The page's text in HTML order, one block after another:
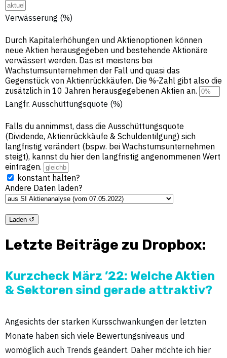
Verwässerung (%)
Durch Kapitalerhöhungen und Aktienoptionen können
neue Aktien herausgegeben und bestehende Aktionäre
verwässert werden. Das ist meistens bei
Wachstumsunternehmen der Fall und quasi das
Gegenstück von Aktienrückkäufen. Die %-Zahl gibt also die
zusätzlich in 10 Jahren herausgegebenen Aktien an.
Langfr. Ausschüttungsquote (%)
Falls du annimmst, dass die Ausschüttungsquote
(Dividende, Aktienrückkäufe & Schuldentilgung) sich
langfristig verändert (bspw. bei Wachstumsunternehmen
steigt), kannst du hier den langfristig angenommenen Wert
eintragen.
konstant halten?
Andere Daten laden?
Letzte Beiträge zu Dropbox:
Kurzcheck März ’22: Welche Aktien
& Sektoren sind gerade attraktiv?
Angesichts der starken Kursschwankungen der letzten
Monate haben sich viele Bewertungsniveaus und
womöglich auch Trends geändert. Daher möchte ich hier